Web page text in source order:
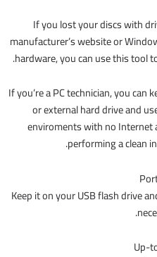
If you lost your discs with
manufacturer’s website or
hardware, you can use this tool
If you’re a PC technician, you
or external hard drive and
enviroments with no Internet
performing a clean
Keep it on your USB flash drive
Up-